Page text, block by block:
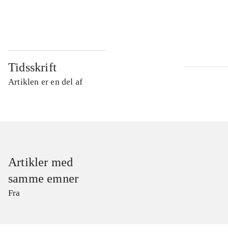
Tidsskrift
Artiklen er en del af
Artikler med
samme emner
Fra